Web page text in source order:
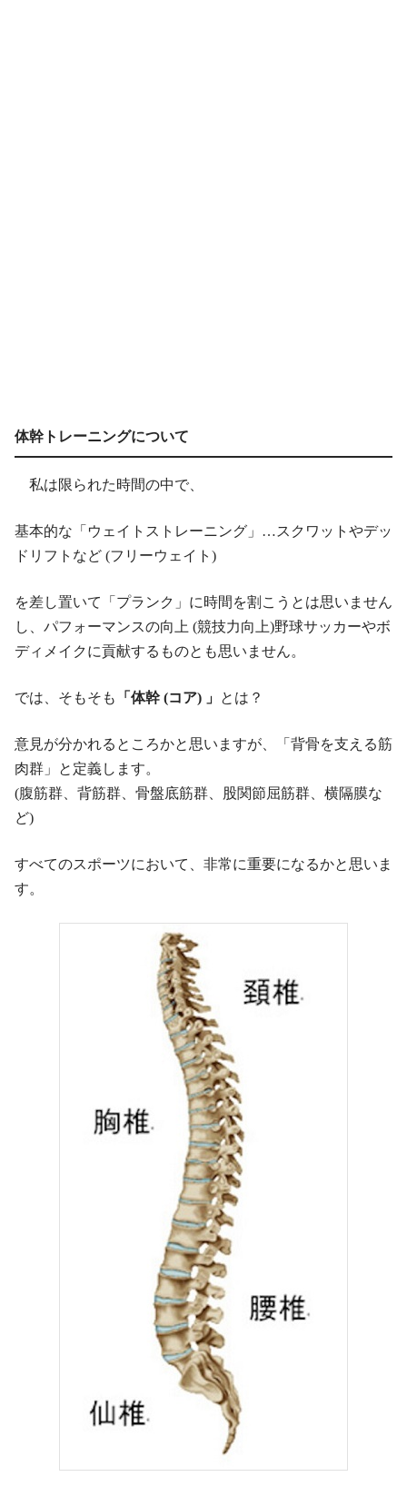
体幹トレーニングについて
私は限られた時間の中で、
基本的な「ウェイトストレーニング」…スクワットやデッ
ドリフトなど (フリーウェイト)
を差し置いて「プランク」に時間を割こうとは思いません
し、パフォーマンスの向上 (競技力向上)野球サッカーやボ
ディメイクに貢献するものとも思いません。
では、そもそも 「体幹 (コア) 」 とは？
意見が分かれるところかと思いますが、「背骨を支える筋
肉群」と定義します。
(腹筋群、背筋群、骨盤底筋群、股関節屈筋群、横隔膜な
ど)
すべてのスポーツにおいて、非常に重要になるかと思いま
す。